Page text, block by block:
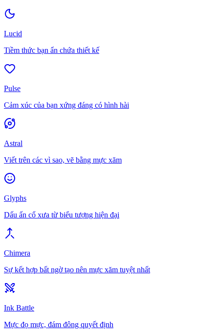
Lucid
Tiềm thức bạn ẩn chứa thiết kế
Pulse
Cảm xúc của bạn xứng đáng có hình hài
Astral
Viết trên các vì sao, vẽ bằng mực xăm
Glyphs
Dấu ấn cổ xưa từ biểu tượng hiện đại
Chimera
Sự kết hợp bất ngờ tạo nên mực xăm tuyệt nhất
Ink Battle
Mực đọ mực, đám đông quyết định